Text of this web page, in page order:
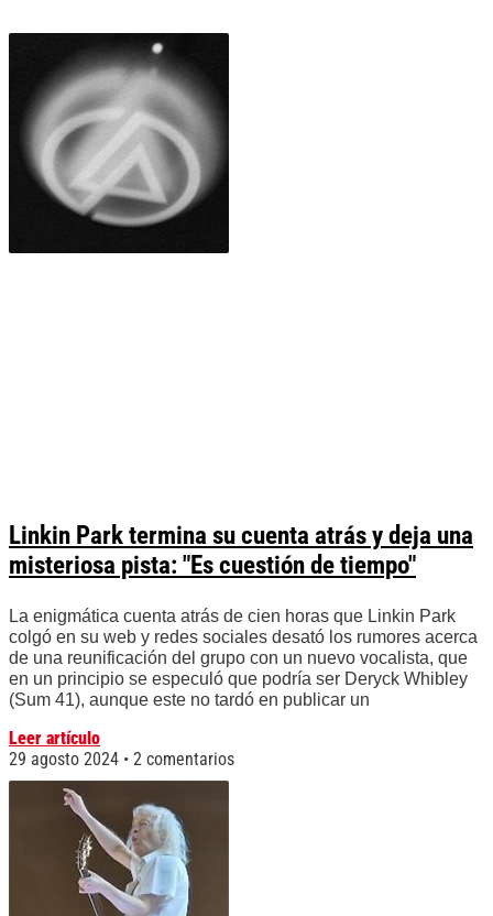
Linkin Park termina su cuenta atrás y deja una
misteriosa pista: "Es cuestión de tiempo"
La enigmática cuenta atrás de cien horas que Linkin Park
colgó en su web y redes sociales desató los rumores acerca
de una reunificación del grupo con un nuevo vocalista, que
en un principio se especuló que podría ser Deryck Whibley
(Sum 41), aunque este no tardó en publicar un
Leer artículo
29 agosto 2024
2 comentarios